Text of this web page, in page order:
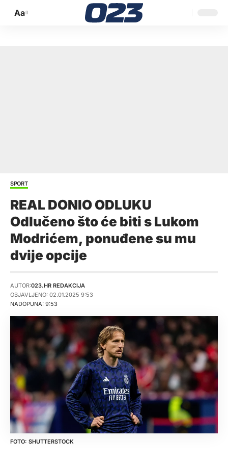
Promijeni
Aa
SPORT
REAL DONIO ODLUKU
Odlučeno što će biti s Lukom
Modrićem, ponuđene su mu
dvije opcije
NADOPUNA: 9:53
AUTOR:023.HR REDAKCIJA
OBJAVLJENO: 02.01.2025 9:53
SHUTTERSTOCK